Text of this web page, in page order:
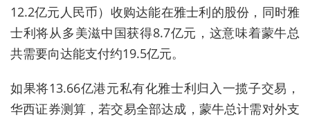
12.2亿元人民币）收购达能在雅士利的股份，同时雅
士利将从多美滋中国获得8.7亿元，这意味着蒙牛总
共需要向达能支付约19.5亿元。
如果将13.66亿港元私有化雅士利归入一揽子交易，
华西证券测算，若交易全部达成，蒙牛总计需对外支